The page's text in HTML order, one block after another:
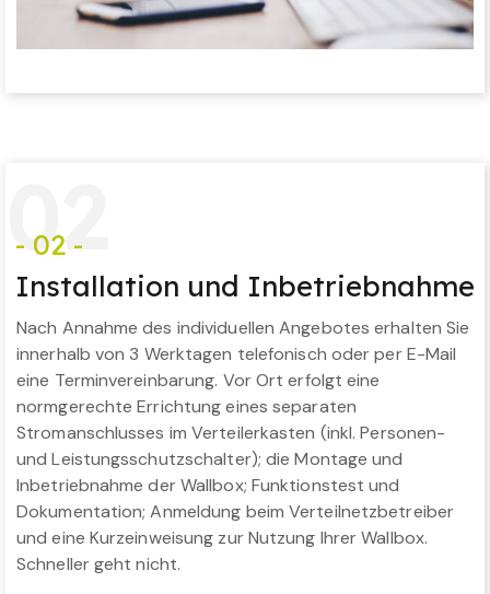
02
- 02 -
Installation und Inbetriebnahme
Nach Annahme des individuellen Angebotes erhalten Sie
innerhalb von 3 Werktagen telefonisch oder per E-Mail
eine Terminvereinbarung. Vor Ort erfolgt eine
normgerechte Errichtung eines separaten
Stromanschlusses im Verteilerkasten (inkl. Personen-
und Leistungsschutzschalter); die Montage und
Inbetriebnahme der Wallbox; Funktionstest und
Dokumentation; Anmeldung beim Verteilnetzbetreiber
und eine Kurzeinweisung zur Nutzung Ihrer Wallbox.
Schneller geht nicht.